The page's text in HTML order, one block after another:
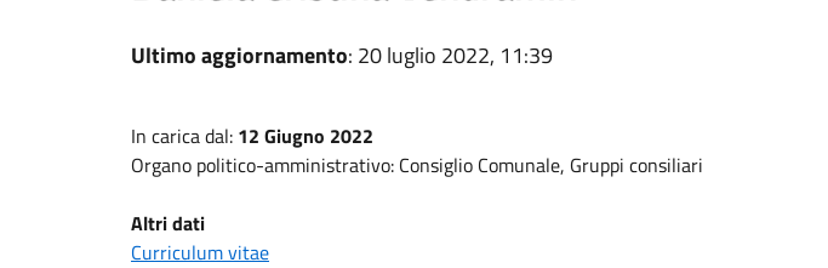
Ultimo aggiornamento: 20 luglio 2022, 11:39
In carica dal: 12 Giugno 2022
Organo politico-amministrativo: Consiglio Comunale, Gruppi consiliari
Altri dati
Curriculum vitae